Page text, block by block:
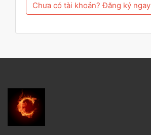
Chưa có tài khoản? Đăng ký ngay